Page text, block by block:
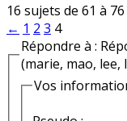
16 sujets de 61 à
← 1 2 3 4
Répondre à :
(marie, mao, lee,
Vos